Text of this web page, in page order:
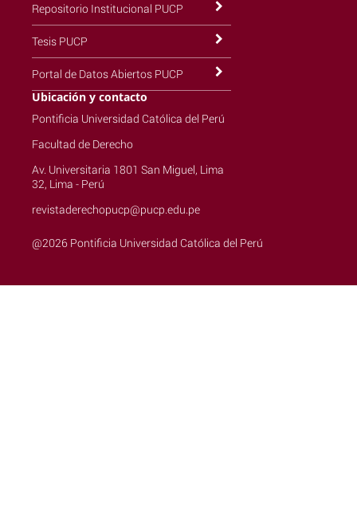
Repositorio Institucional PUCP
Tesis PUCP
Portal de Datos Abiertos PUCP
Ubicación y contacto
Pontificia Universidad Católica del Perú
Facultad de Derecho
Av. Universitaria 1801 San Miguel, Lima
32, Lima - Perú
revistaderechopucp@pucp.edu.pe
@2026 Pontificia Universidad Católica del Perú